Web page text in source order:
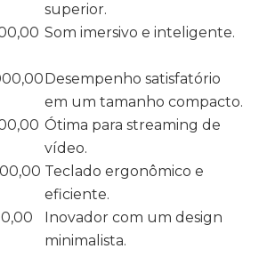
superior.
Som imersivo e inteligente.
Desempenho satisfatório
em um tamanho compacto.
Ótima para streaming de
vídeo.
Teclado ergonômico e
eficiente.
Inovador com um design
minimalista.